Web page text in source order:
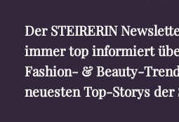
Der STEIRERIN
immer top informiert
Fashion- & Beauty-
neuesten Top-Storys